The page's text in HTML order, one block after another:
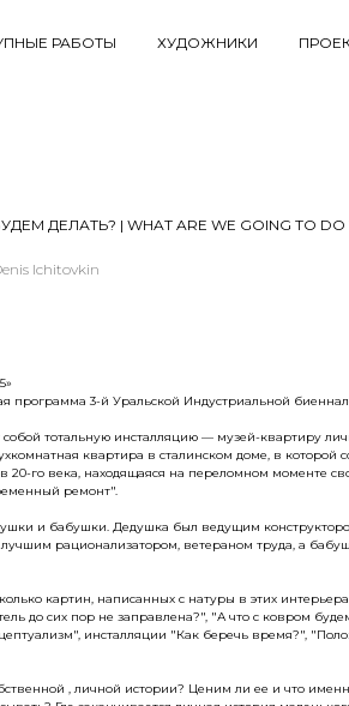
РАБОТЫ ХУДОЖНИКИ
ДЕЛАТЬ? | WHAT ARE WE GOING TO DO
Ichitovkin
программа 3-й Уральской Индустриальной
собой тотальную инсталляцию — музей-квартиру
квартира в сталинском доме, в которой
20-го века, находящаяся на переломном моменте
ремонт".
и бабушки. Дедушка был ведущим
лучшим рационализатором, ветераном труда, а
картин, написанных с натуры в этих
до сих пор не заправлена?", "А что с ковром
инсталляции "Как беречь время?",
, личной истории? Ценим ли ее и что